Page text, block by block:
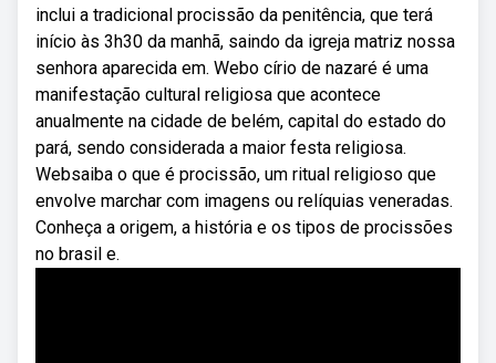
inclui a tradicional procissão da penitência, que terá
início às 3h30 da manhã, saindo da igreja matriz nossa
senhora aparecida em. Webo círio de nazaré é uma
manifestação cultural religiosa que acontece
anualmente na cidade de belém, capital do estado do
pará, sendo considerada a maior festa religiosa.
Websaiba o que é procissão, um ritual religioso que
envolve marchar com imagens ou relíquias veneradas.
Conheça a origem, a história e os tipos de procissões
no brasil e.